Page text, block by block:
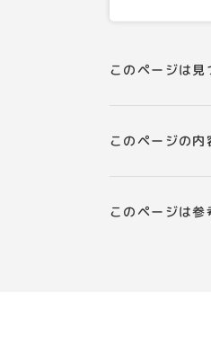
このページは見
このページの内
このページは参